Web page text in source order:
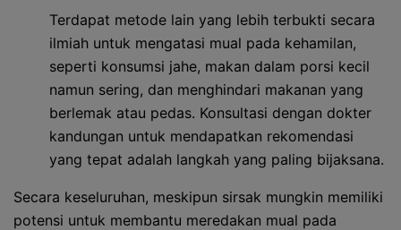
Terdapat metode lain yang lebih terbukti secara
ilmiah untuk mengatasi mual pada kehamilan,
seperti konsumsi jahe, makan dalam porsi kecil
namun sering, dan menghindari makanan yang
berlemak atau pedas. Konsultasi dengan dokter
kandungan untuk mendapatkan rekomendasi
yang tepat adalah langkah yang paling bijaksana.
Secara keseluruhan, meskipun sirsak mungkin memiliki
potensi untuk membantu meredakan mual pada